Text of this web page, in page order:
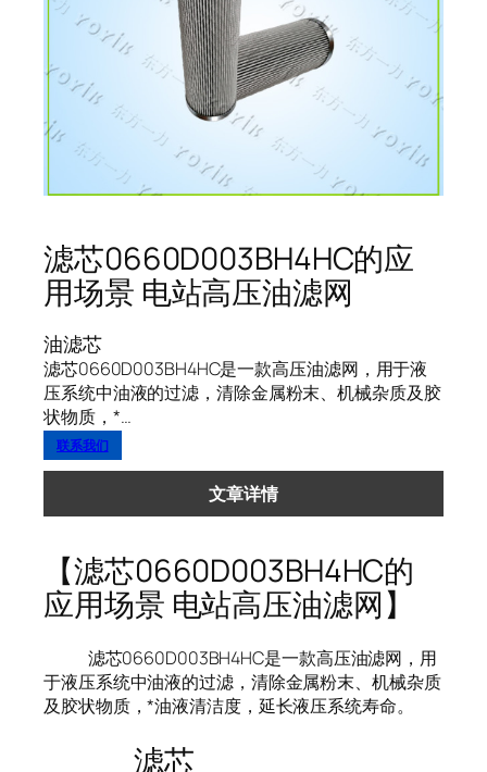
滤芯0660D003BH4HC的应
用场景 电站高压油滤网
油滤芯
滤芯0660D003BH4HC是一款高压油滤网，用于液
压系统中油液的过滤，清除金属粉末、机械杂质及胶
状物质，*…
联系我们
文章详情
【滤芯0660D003BH4HC的
应用场景 电站高压油滤网】
滤芯0660D003BH4HC是一款高压油滤网，用
于液压系统中油液的过滤，清除金属粉末、机械杂质
及胶状物质，*油液清洁度，延长液压系统寿命。
滤芯